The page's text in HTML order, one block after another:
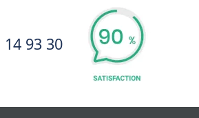
14 93 30